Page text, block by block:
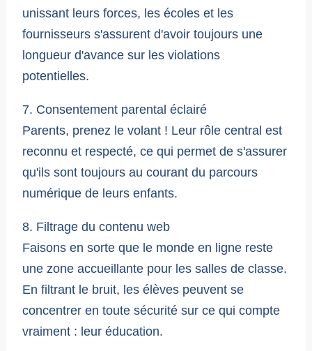
unissant leurs forces, les écoles et les
fournisseurs s'assurent d'avoir toujours une
longueur d'avance sur les violations
potentielles.
7. Consentement parental éclairé
Parents, prenez le volant ! Leur rôle central est
reconnu et respecté, ce qui permet de s'assurer
qu'ils sont toujours au courant du parcours
numérique de leurs enfants.
8. Filtrage du contenu web
Faisons en sorte que le monde en ligne reste
une zone accueillante pour les salles de classe.
En filtrant le bruit, les élèves peuvent se
concentrer en toute sécurité sur ce qui compte
vraiment : leur éducation.